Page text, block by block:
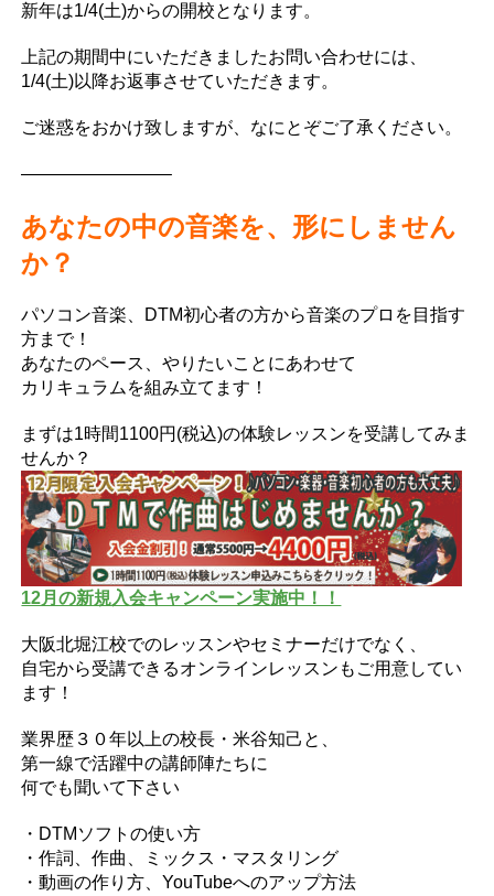
新年は1/4(土)からの開校となります。
上記の期間中にいただきましたお問い合わせには、
1/4(土)以降お返事させていただきます。
ご迷惑をおかけ致しますが、なにとぞご了承ください。
————————–
あなたの中の音楽を、形にしません
か？
パソコン音楽、DTM初心者の方から音楽のプロを目指す
方まで！
あなたのペース、やりたいことにあわせて
カリキュラムを組み立てます！
まずは1時間1100円(税込)の体験レッスンを受講してみま
せんか？
12月の新規入会キャンペーン実施中！！
大阪北堀江校でのレッスンやセミナーだけでなく、
自宅から受講できるオンラインレッスンもご用意してい
ます！
業界歴３０年以上の校長・米谷知己と、
第一線で活躍中の講師陣たちに
何でも聞いて下さい
・DTMソフトの使い方
・作詞、作曲、ミックス・マスタリング
・動画の作り方、YouTubeへのアップ方法